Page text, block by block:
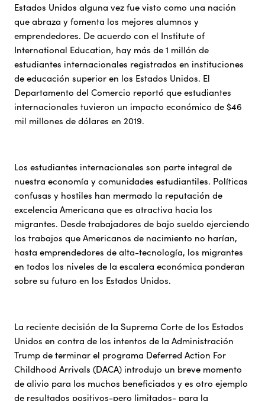
Estados Unidos alguna vez fue visto como una nación
que abraza y fomenta los mejores alumnos y
emprendedores. De acuerdo con el Institute of
International Education, hay más de 1 millón de
estudiantes internacionales registrados en instituciones
de educación superior en los Estados Unidos. El
Departamento del Comercio reportó que estudiantes
internacionales tuvieron un impacto económico de $46
mil millones de dólares en 2019.
Los estudiantes internacionales son parte integral de
nuestra economía y comunidades estudiantiles. Políticas
confusas y hostiles han mermado la reputación de
excelencia Americana que es atractiva hacia los
migrantes. Desde trabajadores de bajo sueldo ejerciendo
los trabajos que Americanos de nacimiento no harían,
hasta emprendedores de alta-tecnología, los migrantes
en todos los niveles de la escalera económica ponderan
sobre su futuro en los Estados Unidos.
La reciente decisión de la Suprema Corte de los Estados
Unidos en contra de los intentos de la Administración
Trump de terminar el programa Deferred Action For
Childhood Arrivals (DACA) introdujo un breve momento
de alivio para los muchos beneficiados y es otro ejemplo
de resultados positivos-pero limitados- para la